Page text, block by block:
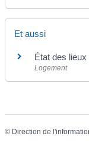
Et aussi
État des
Logement
© Direction de